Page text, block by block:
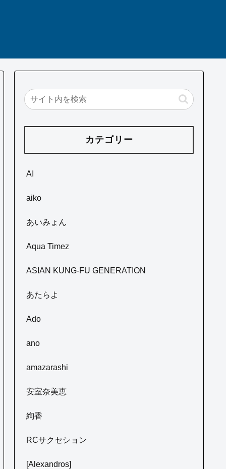
カテゴリー
AI
aiko
あいみょん
Aqua Timez
ASIAN KUNG-FU GENERATION
あたらよ
Ado
ano
amazarashi
安室奈美恵
絢香
RCサクセション
[Alexandros]